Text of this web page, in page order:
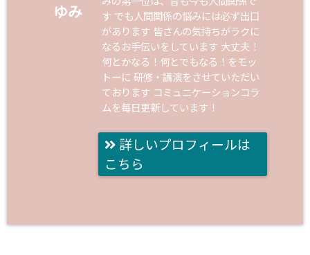
ゆみ
す でも人間関係の悩みには必ず出口
があります 皆さんの気持ちがラクに
なるお手伝いをしています 大丈夫！
何とかなる！何とでもなる！をモッ
トーに 研修・講演をさせていただい
ております コミュニケーションコラ
ムを毎日更新しています！
詳しいプロフィールは
こちら